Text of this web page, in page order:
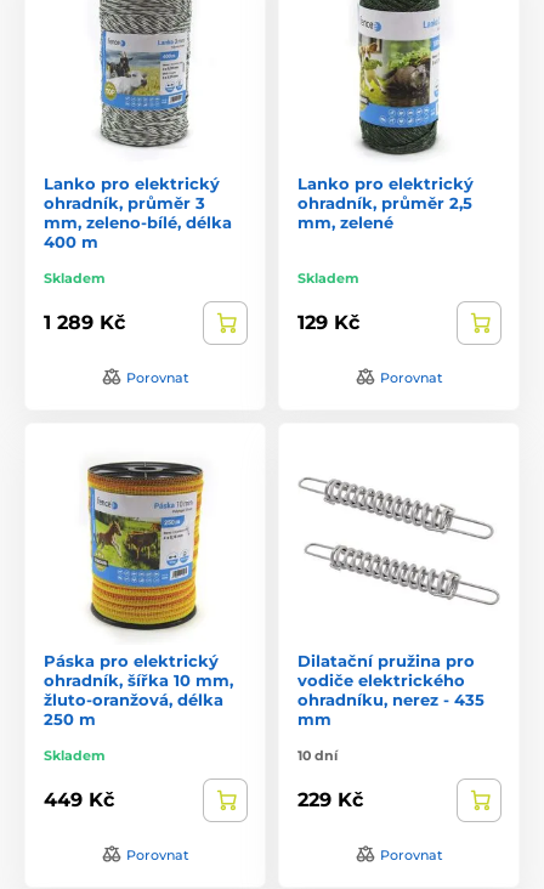
Lanko pro elektrický
ohradník, průměr 3
mm, zeleno-bílé, délka
400 m
Skladem
1 289 Kč
Porovnat
Lanko pro elektrický
ohradník, průměr 2,5
mm, zelené
Skladem
129 Kč
Porovnat
Páska pro elektrický
ohradník, šířka 10 mm,
žluto-oranžová, délka
250 m
Skladem
449 Kč
Porovnat
Dilatační pružina pro
vodiče elektrického
ohradníku, nerez - 435
mm
10 dní
229 Kč
Porovnat